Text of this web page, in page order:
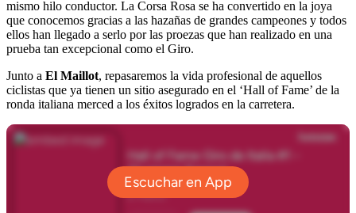
mismo hilo conductor. La Corsa Rosa se ha convertido en la joya
que conocemos gracias a las hazañas de grandes campeones y todos
ellos han llegado a serlo por las proezas que han realizado en una
prueba tan excepcional como el Giro.
Junto a El Maillot, repasaremos la vida profesional de aquellos
ciclistas que ya tienen un sitio asegurado en el ‘Hall of Fame’ de la
ronda italiana merced a los éxitos logrados en la carretera.